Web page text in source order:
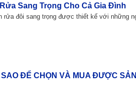
rửa đôi sang trọng được thiết kế với những